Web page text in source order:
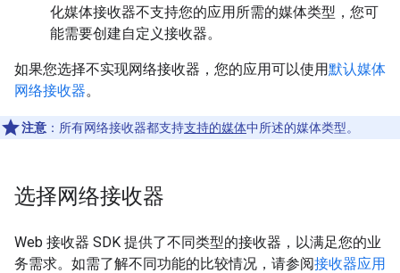
化媒体接收器不支持您的应用所需的媒体类型，您可
能需要创建自定义接收器。
如果您选择不实现网络接收器，您的应用可以使用默认媒体
网络接收器。
注意 ：所有网络接收器都支持支持的媒体中所述的媒体类型。
选择网络接收器
Web 接收器 SDK 提供了不同类型的接收器，以满足您的业
务需求。如需了解不同功能的比较情况，请参阅接收器应用